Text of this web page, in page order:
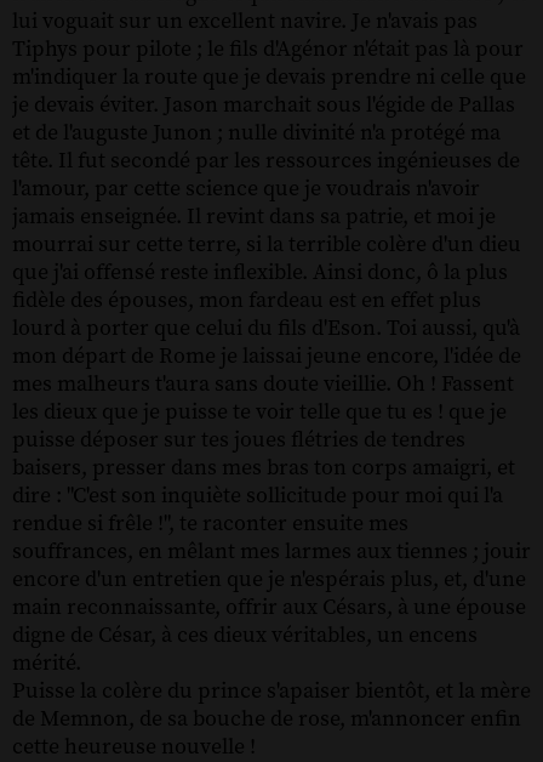
lui voguait sur un excellent navire. Je n'avais pas
Tiphys pour pilote ; le fils d'Agénor n'était pas là pour
m'indiquer la route que je devais prendre ni celle que
je devais éviter. Jason marchait sous l'égide de Pallas
et de l'auguste Junon ; nulle divinité n'a protégé ma
tête. Il fut secondé par les ressources ingénieuses de
l'amour, par cette science que je voudrais n'avoir
jamais enseignée. Il revint dans sa patrie, et moi je
mourrai sur cette terre, si la terrible colère d'un dieu
que j'ai offensé reste inflexible. Ainsi donc, ô la plus
fidèle des épouses, mon fardeau est en effet plus
lourd à porter que celui du fils d'Eson. Toi aussi, qu'à
mon départ de Rome je laissai jeune encore, l'idée de
mes malheurs t'aura sans doute vieillie. Oh ! Fassent
les dieux que je puisse te voir telle que tu es ! que je
puisse déposer sur tes joues flétries de tendres
baisers, presser dans mes bras ton corps amaigri, et
dire : "C'est son inquiète sollicitude pour moi qui l'a
rendue si frêle !", te raconter ensuite mes
souffrances, en mêlant mes larmes aux tiennes ; jouir
encore d'un entretien que je n'espérais plus, et, d'une
main reconnaissante, offrir aux Césars, à une épouse
digne de César, à ces dieux véritables, un encens
mérité.
Puisse la colère du prince s'apaiser bientôt, et la mère
de Memnon, de sa bouche de rose, m'annoncer enfin
cette heureuse nouvelle !